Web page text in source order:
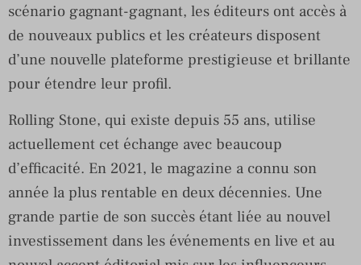
scénario gagnant-gagnant, les éditeurs ont accès à
de nouveaux publics et les créateurs disposent
d’une nouvelle plateforme prestigieuse et brillante
pour étendre leur profil.
Rolling Stone, qui existe depuis 55 ans, utilise
actuellement cet échange avec beaucoup
d’efficacité. En 2021, le magazine a connu son
année la plus rentable en deux décennies. Une
grande partie de son succès étant liée au nouvel
investissement dans les événements en live et au